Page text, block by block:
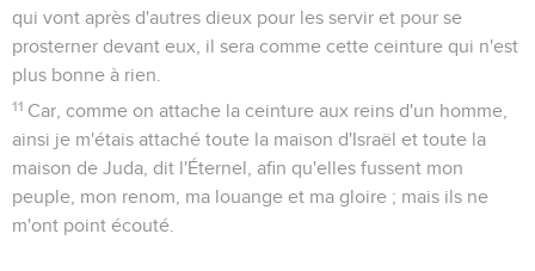
qui vont après d'autres dieux pour les servir et pour se
prosterner devant eux, il sera comme cette ceinture qui n'est
plus bonne à rien.
11 Car, comme on attache la ceinture aux reins d'un homme,
ainsi je m'étais attaché toute la maison d'Israël et toute la
maison de Juda, dit l'Éternel, afin qu'elles fussent mon
peuple, mon renom, ma louange et ma gloire ; mais ils ne
m'ont point écouté.